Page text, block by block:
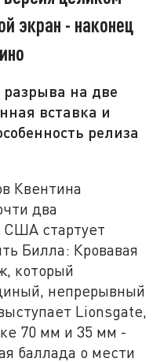
экран - наконец
разрыва на две
вставка и
релиза
Квентина
два
США стартует
Билла: Кровавая
который
непрерывный
Lionsgate,
70 мм и 35 мм -
баллада о мести